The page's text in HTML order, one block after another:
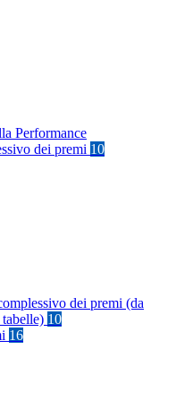
Performance
dei premi 10
dei premi (da
10
16